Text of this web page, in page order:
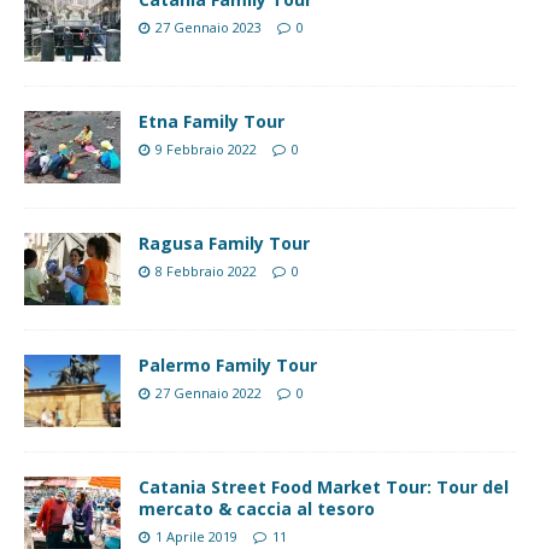
27 Gennaio 2023 0
Etna Family Tour
9 Febbraio 2022 0
Ragusa Family Tour
8 Febbraio 2022 0
Palermo Family Tour
27 Gennaio 2022 0
Catania Street Food Market Tour: Tour del
mercato & caccia al tesoro
1 Aprile 2019 11